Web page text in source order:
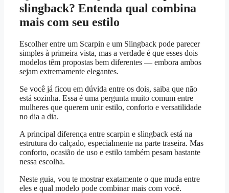
slingback? Entenda qual combina
mais com seu estilo
Escolher entre um Scarpin e um Slingback pode parecer
simples à primeira vista, mas a verdade é que esses dois
modelos têm propostas bem diferentes — embora ambos
sejam extremamente elegantes.
Se você já ficou em dúvida entre os dois, saiba que não
está sozinha. Essa é uma pergunta muito comum entre
mulheres que querem unir estilo, conforto e versatilidade
no dia a dia.
A principal diferença entre scarpin e slingback está na
estrutura do calçado, especialmente na parte traseira. Mas
conforto, ocasião de uso e estilo também pesam bastante
nessa escolha.
Neste guia, vou te mostrar exatamente o que muda entre
eles e qual modelo pode combinar mais com você.